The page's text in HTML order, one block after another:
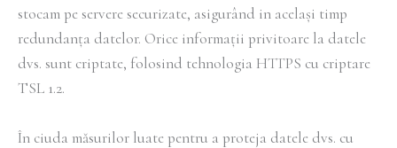
stocam pe servere securizate, asigurând in același timp
redundanța datelor. Orice informații privitoare la datele
dvs. sunt criptate, folosind tehnologia HTTPS cu criptare
TSL 1.2.
În ciuda măsurilor luate pentru a proteja datele dvs. cu